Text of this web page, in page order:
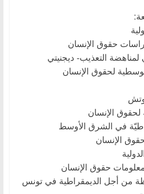
حقوق الإنسان
لمناهضة التعذيب- ديجنيتي
لحقوق الإنسان
لحقوق الإنسان
في الشرق الأوسط
الإنسان
حقوق الإنسان
من أجل الديمقراطية في تونس